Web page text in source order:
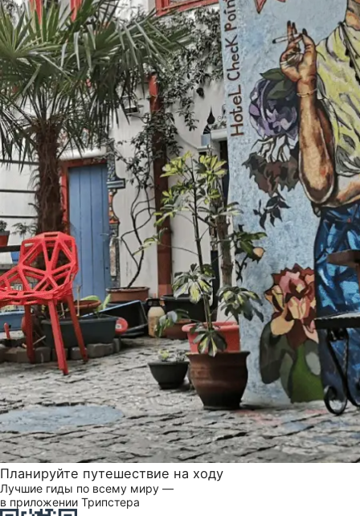
Планируйте путешествие на ходу
Лучшие гиды по всему миру —
в приложении Трипстера